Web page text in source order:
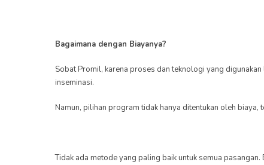
Bagaimana dengan Biayanya?
Sobat Promil, karena proses dan teknologi yang
inseminasi.
Namun, pilihan program tidak hanya ditentukan oleh
Tidak ada metode yang paling baik untuk semua